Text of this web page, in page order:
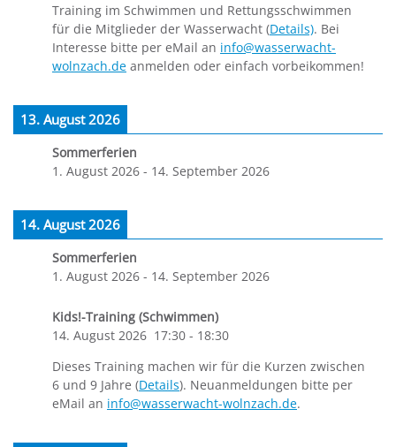
Training im Schwimmen und Rettungsschwimmen
für die Mitglieder der Wasserwacht (Details). Bei
Interesse bitte per eMail an info@wasserwacht-
wolnzach.de anmelden oder einfach vorbeikommen!
13. August 2026
Sommerferien
1. August 2026 - 14. September 2026
14. August 2026
Sommerferien
1. August 2026 - 14. September 2026
Kids!-Training (Schwimmen)
14. August 2026 17:30 - 18:30
Dieses Training machen wir für die Kurzen zwischen
6 und 9 Jahre (Details). Neuanmeldungen bitte per
eMail an info@wasserwacht-wolnzach.de.